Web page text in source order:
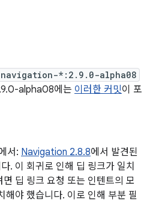
*:2.9.0-alpha08
alpha08에는 이러한 커밋이 포
서: Navigation 2.8.8에서 발견된
. 이 회귀로 인해 딥 링크가 일치
딥 링크 요청 또는 인텐트의 모
해야 했습니다. 이로 인해 부분 필